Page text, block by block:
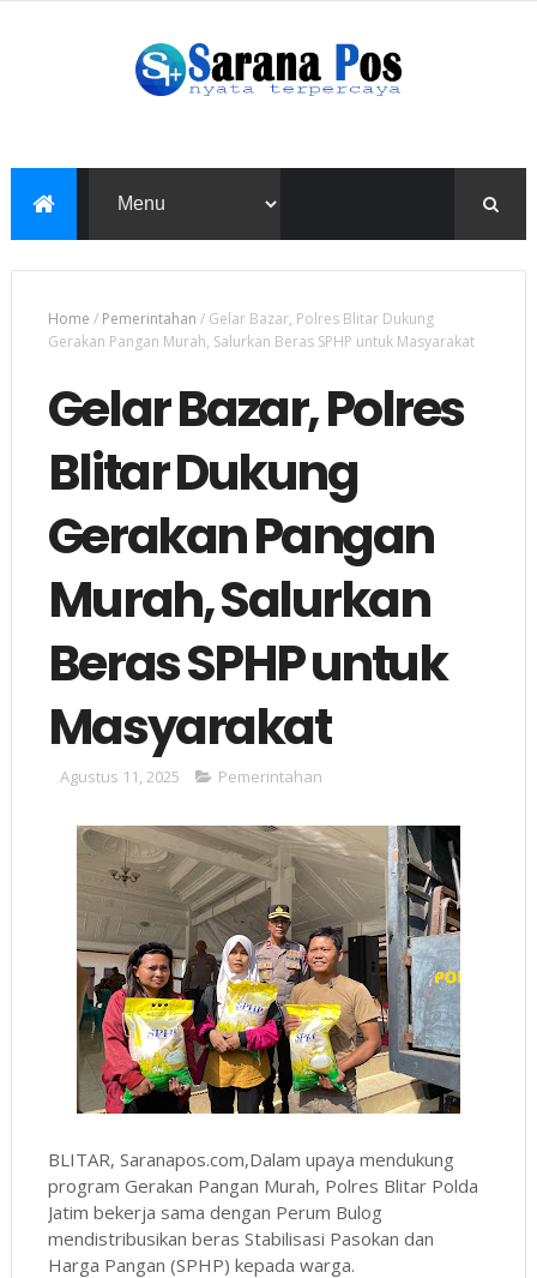
Home / Pemerintahan / Gelar Bazar, Polres Blitar Dukung
Gerakan Pangan Murah, Salurkan Beras SPHP untuk Masyarakat
Gelar Bazar, Polres
Blitar Dukung
Gerakan Pangan
Murah, Salurkan
Beras SPHP untuk
Masyarakat
Agustus 11, 2025 Pemerintahan
BLITAR, Saranapos.com,Dalam upaya mendukung
program Gerakan Pangan Murah, Polres Blitar Polda
Jatim bekerja sama dengan Perum Bulog
mendistribusikan beras Stabilisasi Pasokan dan
Harga Pangan (SPHP) kepada warga.